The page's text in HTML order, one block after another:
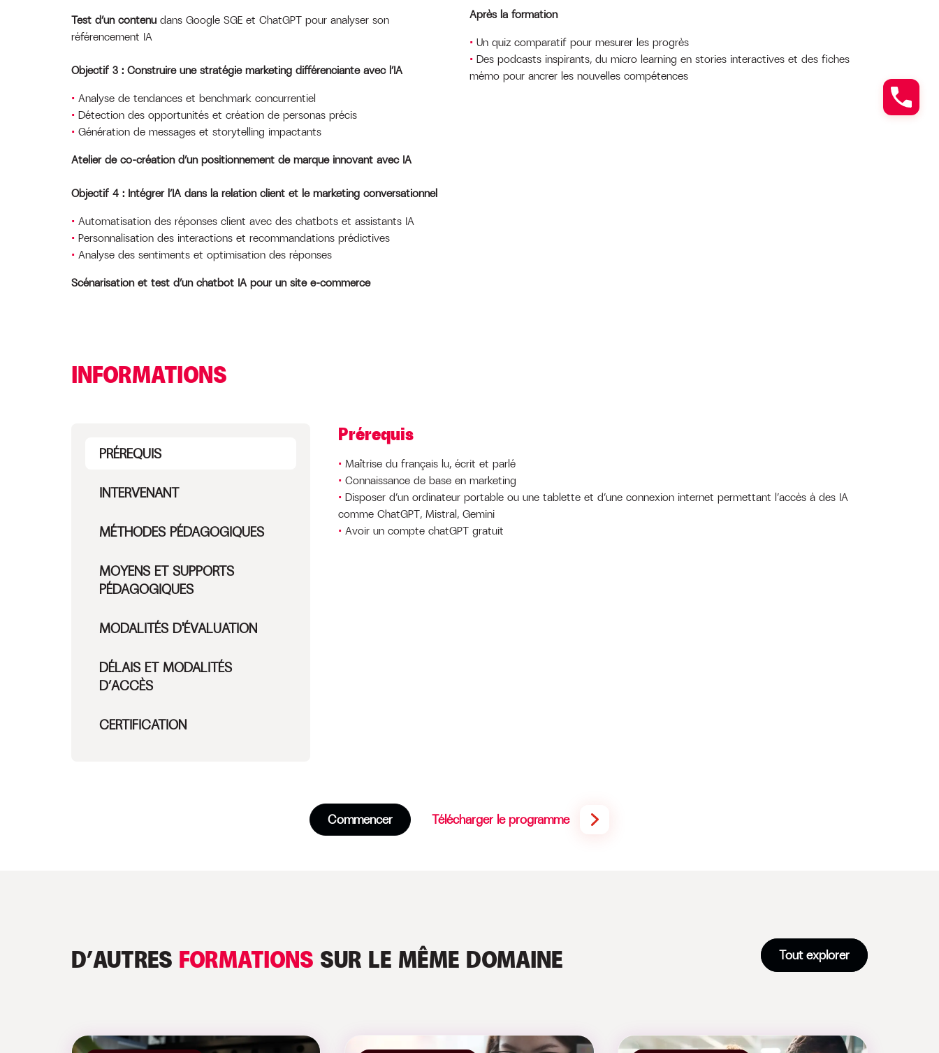
Test d’un contenu dans Google SGE et ChatGPT pour analyser son
référencement IA
Objectif 3 : Construire une stratégie marketing différenciante avec l’IA
Analyse de tendances et benchmark concurrentiel
Détection des opportunités et création de personas précis
Génération de messages et storytelling impactants
Atelier de co-création d’un positionnement de marque innovant avec IA
Objectif 4 : Intégrer l’IA dans la relation client et le marketing conversationnel
Automatisation des réponses client avec des chatbots et assistants IA
Personnalisation des interactions et recommandations prédictives
Analyse des sentiments et optimisation des réponses
Scénarisation et test d’un chatbot IA pour un site e-commerce
Après la formation
Un quiz comparatif pour mesurer les progrès
Des podcasts inspirants, du micro learning en stories interactives et des fiches
mémo pour ancrer les nouvelles compétences
INFORMATIONS
PRÉREQUIS
INTERVENANT
MÉTHODES PÉDAGOGIQUES
MOYENS ET SUPPORTS
PÉDAGOGIQUES
MODALITÉS D'ÉVALUATION
DÉLAIS ET MODALITÉS
D’ACCÈS
CERTIFICATION
Prérequis
Maîtrise du français lu, écrit et parlé
Connaissance de base en marketing
Disposer d’un ordinateur portable ou une tablette et d’une connexion internet permettant l’accès à des IA
comme ChatGPT, Mistral, Gemini
Avoir un compte chatGPT gratuit
Commencer Télécharger le programme
D’AUTRES FORMATIONS SUR LE MÊME DOMAINE Tout explorer